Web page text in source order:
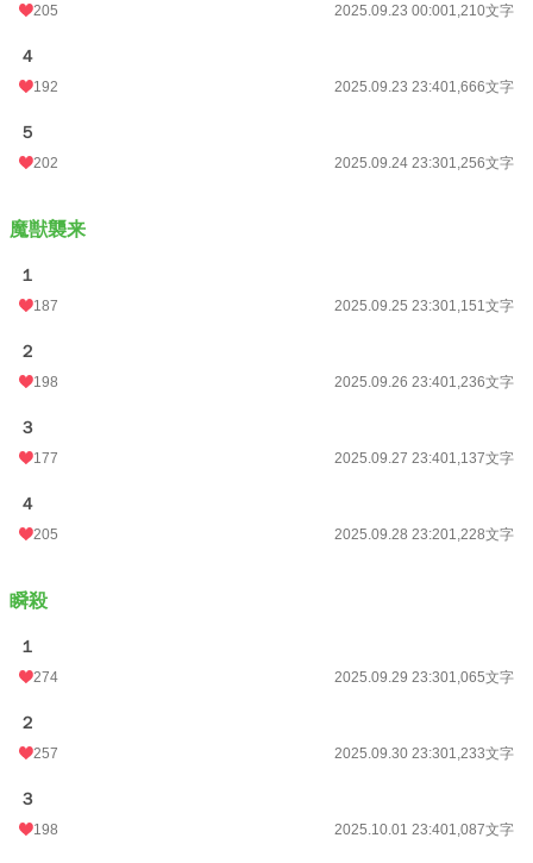
205 2025.09.23 00:001,210文字
４
192 2025.09.23 23:401,666文字
５
202 2025.09.24 23:301,256文字
魔獣襲来
１
187 2025.09.25 23:301,151文字
２
198 2025.09.26 23:401,236文字
３
177 2025.09.27 23:401,137文字
４
205 2025.09.28 23:201,228文字
瞬殺
１
274 2025.09.29 23:301,065文字
２
257 2025.09.30 23:301,233文字
３
198 2025.10.01 23:401,087文字